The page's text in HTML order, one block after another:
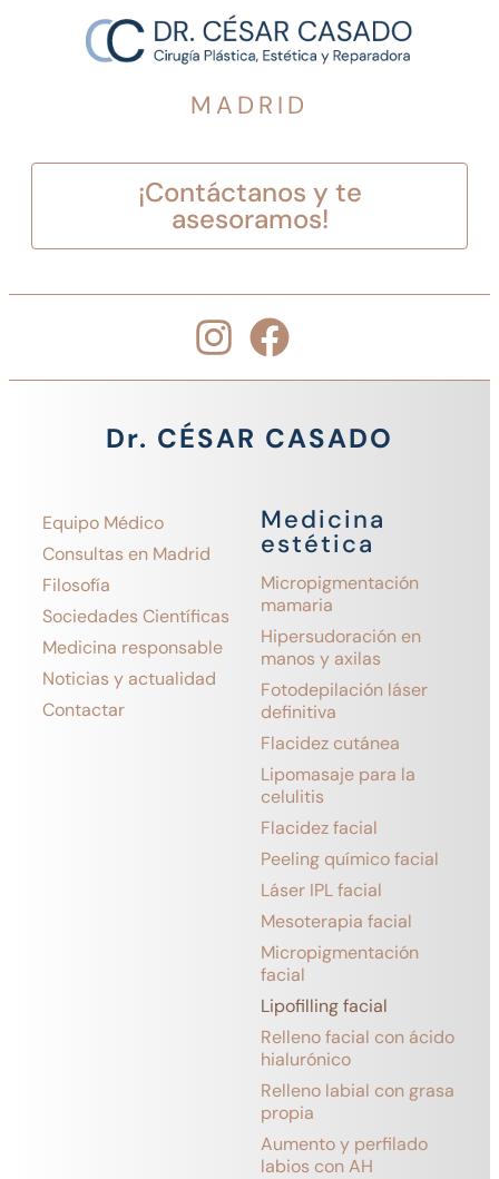
MADRID
¡Contáctanos y te
asesoramos!
Dr. CÉSAR CASADO
Equipo Médico
Consultas en Madrid
Filosofía
Sociedades Científicas
Medicina responsable
Noticias y actualidad
Contactar
Medicina
estética
Micropigmentación
mamaria
Hipersudoración en
manos y axilas
Fotodepilación láser
definitiva
Flacidez cutánea
Lipomasaje para la
celulitis
Flacidez facial
Peeling químico facial
Láser IPL facial
Mesoterapia facial
Micropigmentación
facial
Lipofilling facial
Relleno facial con ácido
hialurónico
Relleno labial con grasa
propia
Aumento y perfilado
labios con AH